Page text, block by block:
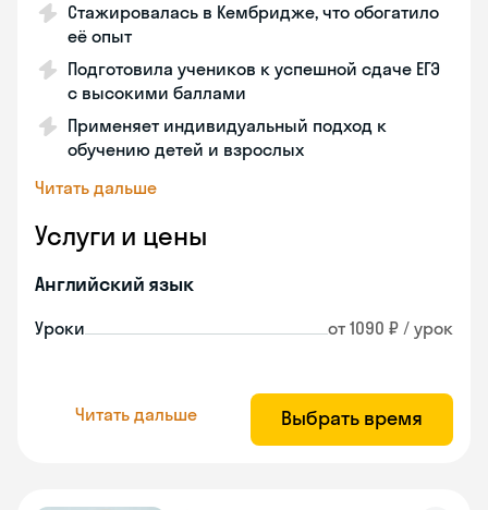
Стажировалась в Кембридже, что обогатило
её опыт
Подготовила учеников к успешной сдаче ЕГЭ
с высокими баллами
Применяет индивидуальный подход к
обучению детей и взрослых
Читать дальше
Услуги и цены
Английский язык
Уроки от 1090 ₽ / урок
Читать дальше Выбрать время